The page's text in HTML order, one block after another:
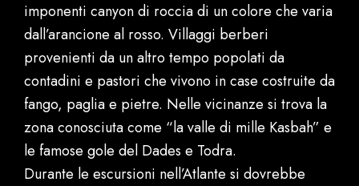
imponenti canyon di roccia di un colore che varia
dall’arancione al rosso. Villaggi berberi
provenienti da un altro tempo popolati da
contadini e pastori che vivono in case costruite da
fango, paglia e pietre. Nelle vicinanze si trova la
zona conosciuta come “la valle di mille Kasbah” e
le famose gole del Dades e Todra.
Durante le escursioni nell’Atlante si dovrebbe